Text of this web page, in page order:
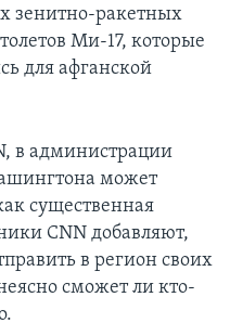
зенитно-ракетных
Ми-17, которые
для афганской
в администрации
может
существенная
CNN добавляют,
в регион своих
сможет ли кто-